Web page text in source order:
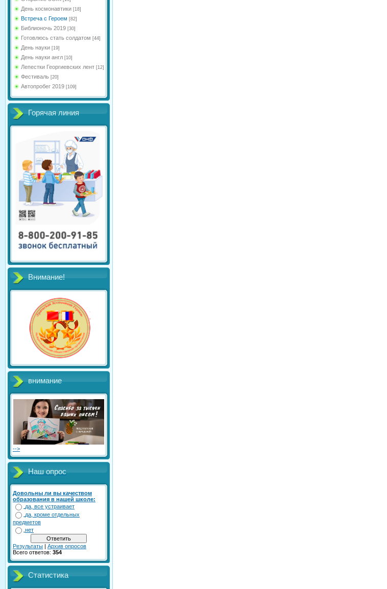
День космонавтики [18]
Встреча с Героем [82]
Библионочь 2019 [30]
Готовлюсь стать солдатом [44]
День науки [19]
День науки англ [10]
Лепестки Георгиевских лент [12]
Фестиваль [20]
Автопробег 2019 [109]
Горячая линия
Внимание!
внимание
-->
Наш опрос
Довольны ли вы качеством
образования в нашей школе:
да, все устраивает
да, кроме отдельных
предметов
нет
Результаты | Архив опросов
Всего ответов: 354
Статистика